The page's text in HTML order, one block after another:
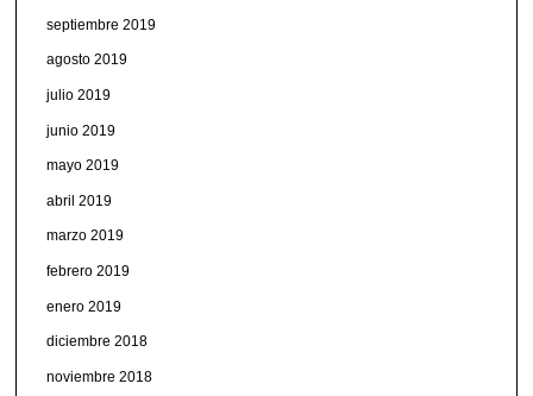
septiembre 2019
agosto 2019
julio 2019
junio 2019
mayo 2019
abril 2019
marzo 2019
febrero 2019
enero 2019
diciembre 2018
noviembre 2018